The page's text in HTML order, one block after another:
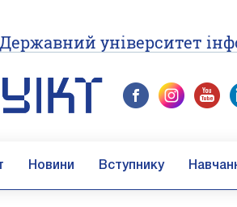
Державний університет
Новини Вступнику